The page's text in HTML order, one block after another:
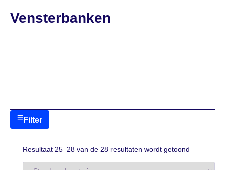
Vensterbanken
Filter
Resultaat 25–28 van de 28 resultaten wordt getoond